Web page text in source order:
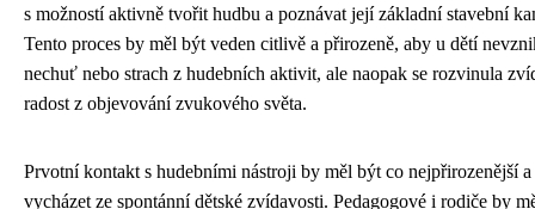
s možností aktivně tvořit hudbu a poznávat její základní stavební
Tento proces by měl být veden citlivě a přirozeně, aby u dětí
nechuť nebo strach z hudebních aktivit, ale naopak se rozvinula
radost z objevování zvukového světa.
Prvotní kontakt s hudebními nástroji by měl být co nejpřirozenější
vycházet ze spontánní dětské zvídavosti. Pedagogové i rodiče by